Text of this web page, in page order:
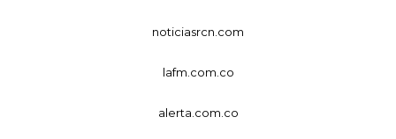
noticiasrcn.com
lafm.com.co
alerta.com.co